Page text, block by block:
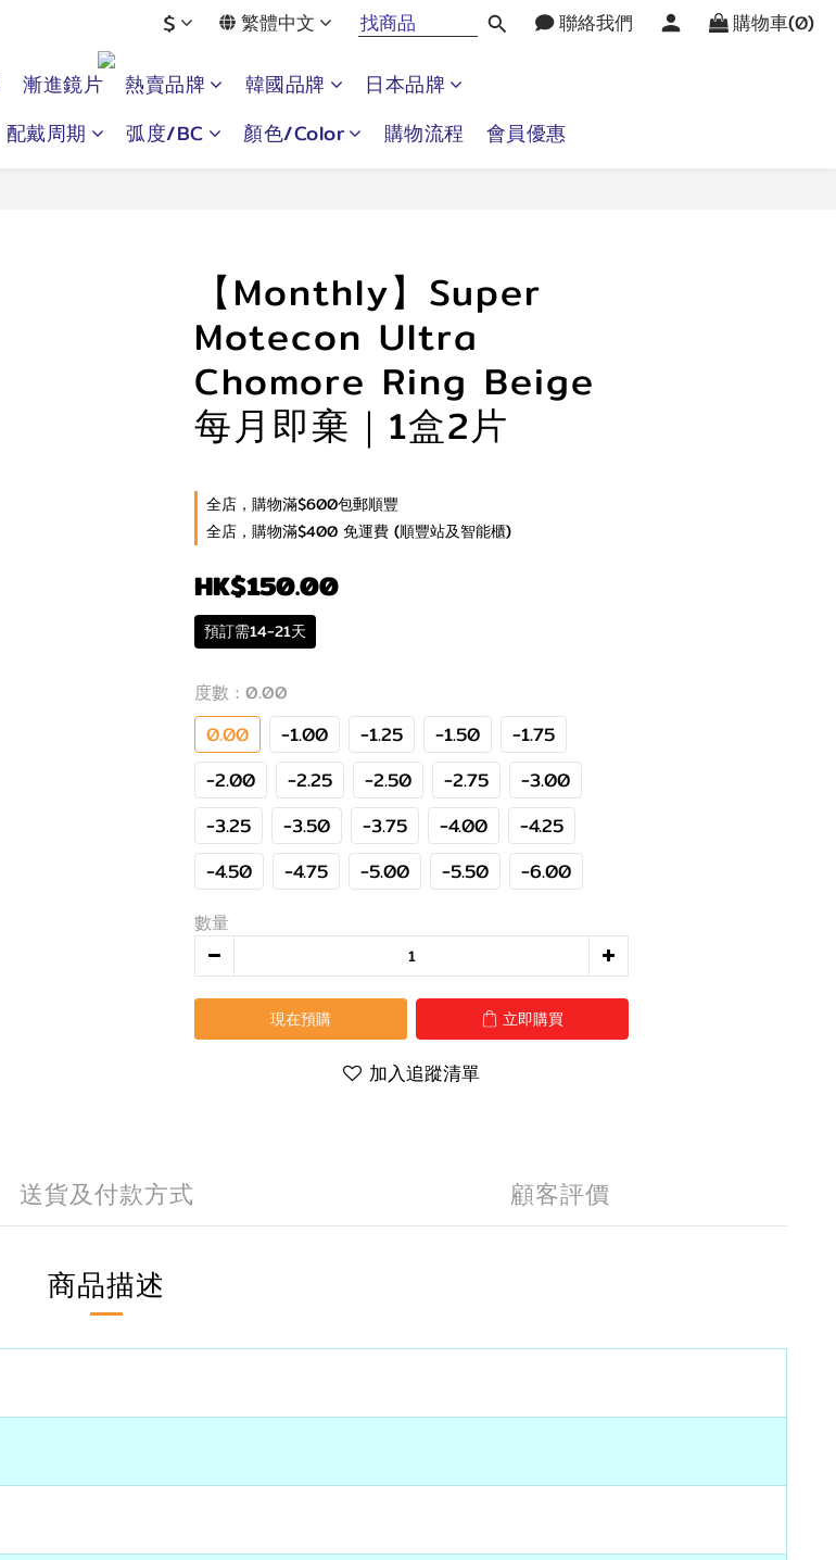
$ 繁體中文 聯絡我們 購物車(0)
漸進鏡片 熱賣品牌 韓國品牌
日本品牌
配戴周期 弧度/BC 顏色/Color 購物流程 會員優惠
【Monthly】Super
Motecon Ultra
Chomore Ring Beige
每月即棄｜1盒2片
全店，購物滿$600包郵順豐
全店，購物滿$400 免運費 (順豐站及智能櫃)
HK$150.00
預訂需14-21天
度數 : 0.00
0.00 -1.00 -1.25 -1.50
-1.75
-2.00
-2.25 -2.50 -2.75
-3.00
-3.25
-3.50 -3.75 -4.00
-4.25
-4.50
-4.75 -5.00 -5.50 -6.00
數量
現在預購 立即購買
加入追蹤清單
送貨及付款方式 顧客評價
商品描述